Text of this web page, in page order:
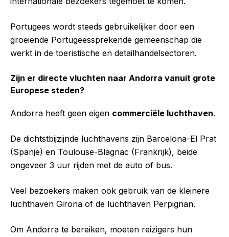
Portugees wordt steeds gebruikelijker door een
groeiende Portugeessprekende gemeenschap die
werkt in de toeristische en detailhandelsectoren.
Zijn er directe vluchten naar Andorra vanuit grote
Europese steden?
Andorra heeft geen eigen commerciële luchthaven.
De dichtstbijzijnde luchthavens zijn Barcelona-El Prat
(Spanje) en Toulouse-Blagnac (Frankrijk), beide
ongeveer 3 uur rijden met de auto of bus.
Veel bezoekers maken ook gebruik van de kleinere
luchthaven Girona of de luchthaven Perpignan.
Om Andorra te bereiken, moeten reizigers hun